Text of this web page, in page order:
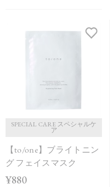
SPECIAL CARE スペシャルケ
ア
【to/one】ブライトニン
グ フェイスマスク
¥880